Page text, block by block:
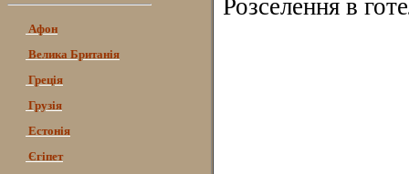
Афон
Велика Британія
Греція
Грузія
Естонія
Єгіпет
Розселення в